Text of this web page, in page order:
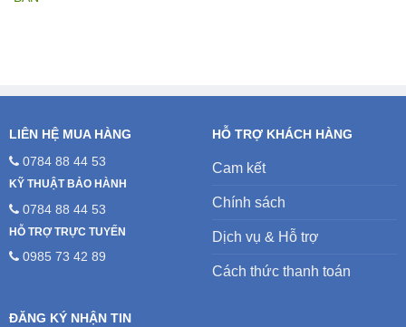
LIÊN HỆ MUA HÀNG
0784 88 44 53
KỸ THUẬT BẢO HÀNH
0784 88 44 53
HỖ TRỢ TRỰC TUYẾN
0985 73 42 89
HỖ TRỢ KHÁCH HÀNG
Cam kết
Chính sách
Dịch vụ & Hỗ trợ
Cách thức thanh toán
ĐĂNG KÝ NHẬN TIN